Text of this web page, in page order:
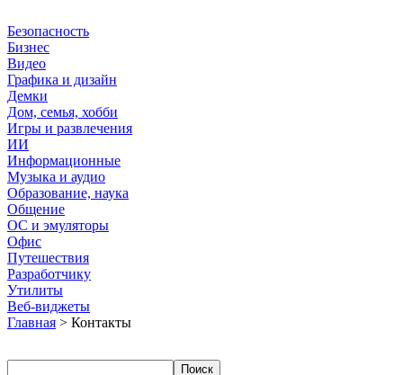
Безопасность
Бизнес
Видео
Графика и дизайн
Демки
Дом, семья, хобби
Игры и развлечения
ИИ
Информационные
Музыка и аудио
Образование, наука
Общение
ОС и эмуляторы
Офис
Путешествия
Разработчику
Утилиты
Веб-виджеты
Главная > Контакты